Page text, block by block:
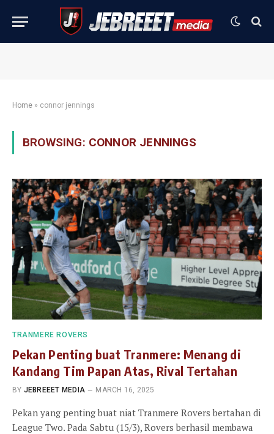
Home » connor jennings
BROWSING: CONNOR JENNINGS
TRANMERE ROVERS
Pekan Penting buat Tranmere: Menang di
Kandang Tim Papan Atas, Rival Tertahan
BY JEBREEET MEDIA MARCH 16, 2025
Pekan yang penting buat niat Tranmere Rovers bertahan di
League Two. Pada Sabtu (15/3), Rovers berhasil membawa